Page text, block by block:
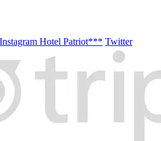
Instagram Hotel Patriot*** Twitter